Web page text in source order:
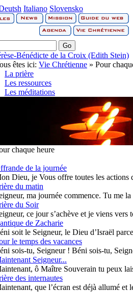
Italiano Slovensko
Bénédicte de la Croix (Edith Stein)
êtes ici: Vie Chrétienne » Pour
La prière
Les ressources
Les méditations
chaque heure
de la journée
Dieu, je Vous offre toutes les actions
du matin
ma journée commence. Tu me
du Soir
ce jour s’achève et je viens
de Zacharie
soit le Seigneur, le Dieu d’Israël
le temps des vacances
sois-tu, Seigneur ! Béni sois-tu,
Seigneur...
ô Maître Souverain tu peux
des internautes
que l’écran est déjà allumé et